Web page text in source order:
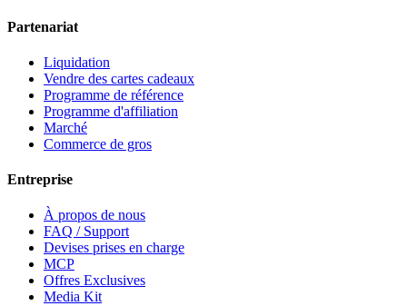
Partenariat
Liquidation
Vendre des cartes cadeaux
Programme de référence
Programme d'affiliation
Marché
Commerce de gros
Entreprise
À propos de nous
FAQ / Support
Devises prises en charge
MCP
Offres Exclusives
Media Kit